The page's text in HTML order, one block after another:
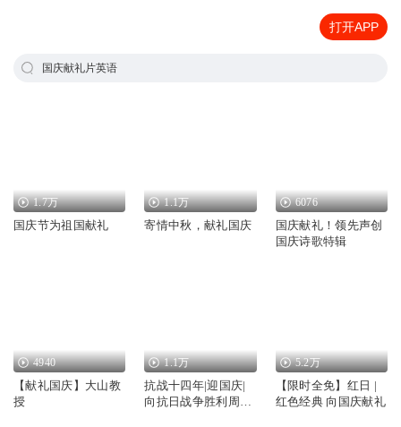
打开APP
国庆献礼片英语
1.7万
国庆节为祖国献礼
1.1万
寄情中秋，献礼国庆
6076
国庆献礼！领先声创
国庆诗歌特辑
4940
【献礼国庆】大山教
授
1.1万
抗战十四年|迎国庆|
向抗日战争胜利周年
5.2万
【限时全免】红日 |
红色经典 向国庆献礼